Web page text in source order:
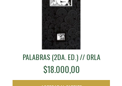
PALABRAS (2DA. ED.) // ORLA
$18.000,00